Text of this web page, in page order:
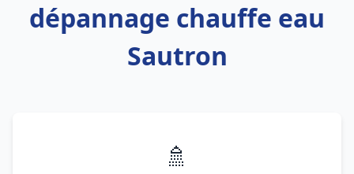
dépannage chauffe eau
Sautron
🚿